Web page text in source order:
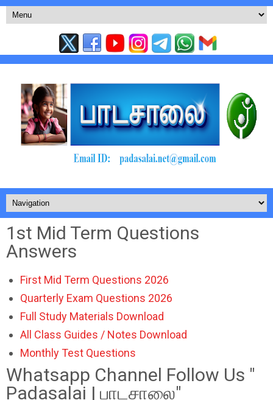
1st Mid Term Questions
Answers
First Mid Term Questions 2026
Quarterly Exam Questions 2026
Full Study Materials Download
All Class Guides / Notes Download
Monthly Test Questions
Whatsapp Channel Follow Us "
Padasalai | பாடசாலை"